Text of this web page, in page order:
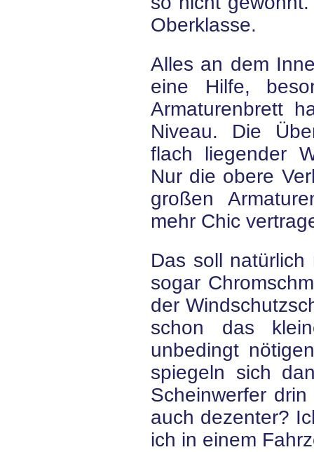
Oberklasse.
Alles an dem
eine Hilfe,
Armaturenbrett
Niveau. Die
flach liegender
Nur die obere
großen
mehr Chic
Das soll
sogar
der
schon das
unbedingt
spiegeln sich
Scheinwerfer
auch dezenter?
ich in einem